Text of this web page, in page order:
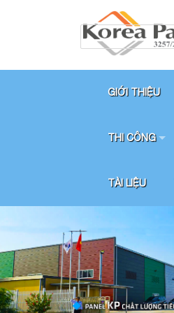
GIỚI THIỆU
THI CÔNG
TÀI LIỆU